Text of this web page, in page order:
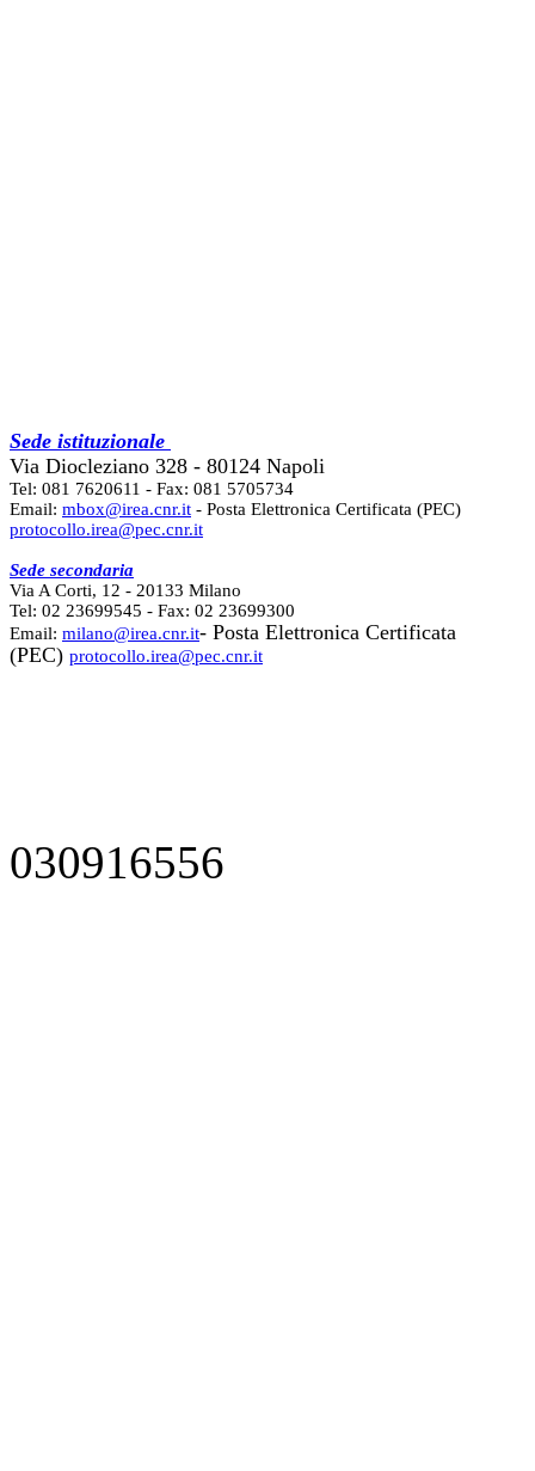
Sede istituzionale
Via Diocleziano 328 - 80124 Napoli
Tel: 081 7620611 - Fax: 081 5705734
Email: mbox@irea.cnr.it - Posta Elettronica Certificata (PEC)
protocollo.irea@pec.cnr.it
Sede secondaria
Via A Corti, 12 - 20133 Milano
Tel: 02 23699545 - Fax: 02 23699300
Email: milano@irea.cnr.it- Posta Elettronica Certificata
(PEC) protocollo.irea@pec.cnr.it
030916556